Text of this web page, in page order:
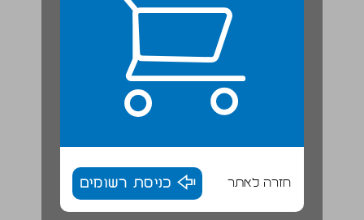
חזרה לאתר כניסת רשומים